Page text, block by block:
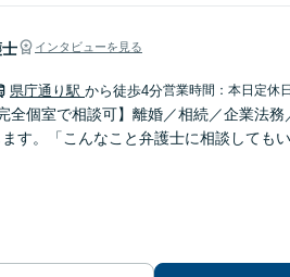
インタビューを見る
県庁通り駅 から徒歩4分営業時間：本日定休日
全個室で相談可】離婚／相続／企業法
す。「こんなこと弁護士に相談しても